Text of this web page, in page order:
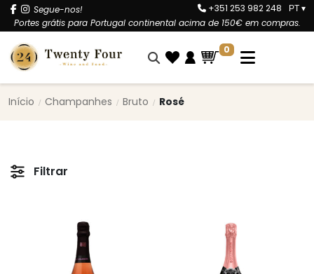
Segue-nos!
Portes grátis para Portugal continental acima de 150€ em compras.
+351 253 982 248 PT ▾
0
Início Champanhes Bruto Rosé
Filtrar